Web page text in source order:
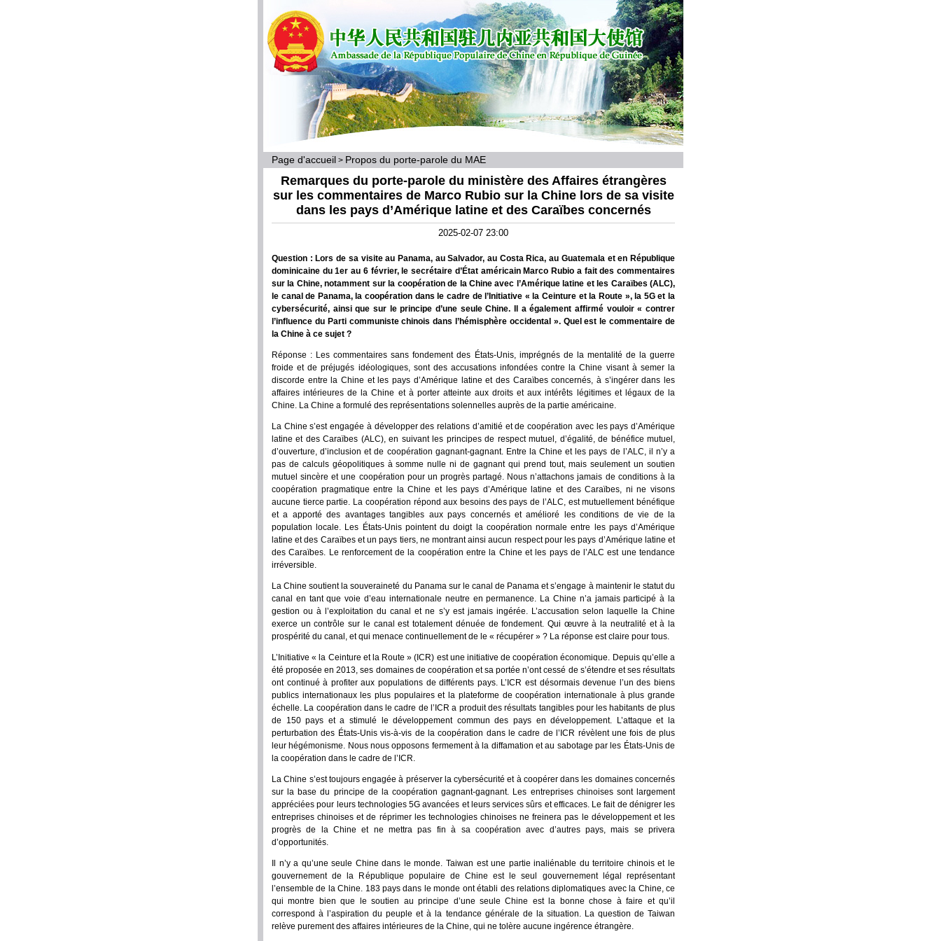
Page d'accueil > Propos du porte-parole du MAE
Remarques du porte-parole du ministère des Affaires étrangères
sur les commentaires de Marco Rubio sur la Chine lors de sa visite
dans les pays d’Amérique latine et des Caraïbes concernés
2025-02-07 23:00
Question : Lors de sa visite au Panama, au Salvador, au Costa Rica, au Guatemala et en République
dominicaine du 1er au 6 février, le secrétaire d’État américain Marco Rubio a fait des commentaires
sur la Chine, notamment sur la coopération de la Chine avec l’Amérique latine et les Caraïbes (ALC),
le canal de Panama, la coopération dans le cadre de l’Initiative « la Ceinture et la Route », la 5G et la
cybersécurité, ainsi que sur le principe d’une seule Chine. Il a également affirmé vouloir « contrer
l’influence du Parti communiste chinois dans l’hémisphère occidental ». Quel est le commentaire de
la Chine à ce sujet ?
Réponse : Les commentaires sans fondement des États-Unis, imprégnés de la mentalité de la guerre
froide et de préjugés idéologiques, sont des accusations infondées contre la Chine visant à semer la
discorde entre la Chine et les pays d’Amérique latine et des Caraïbes concernés, à s’ingérer dans les
affaires intérieures de la Chine et à porter atteinte aux droits et aux intérêts légitimes et légaux de la
Chine. La Chine a formulé des représentations solennelles auprès de la partie américaine.
La Chine s’est engagée à développer des relations d’amitié et de coopération avec les pays d’Amérique
latine et des Caraïbes (ALC), en suivant les principes de respect mutuel, d’égalité, de bénéfice mutuel,
d’ouverture, d’inclusion et de coopération gagnant-gagnant. Entre la Chine et les pays de l’ALC, il n’y a
pas de calculs géopolitiques à somme nulle ni de gagnant qui prend tout, mais seulement un soutien
mutuel sincère et une coopération pour un progrès partagé. Nous n’attachons jamais de conditions à la
coopération pragmatique entre la Chine et les pays d’Amérique latine et des Caraïbes, ni ne visons
aucune tierce partie. La coopération répond aux besoins des pays de l’ALC, est mutuellement bénéfique
et a apporté des avantages tangibles aux pays concernés et amélioré les conditions de vie de la
population locale. Les États-Unis pointent du doigt la coopération normale entre les pays d’Amérique
latine et des Caraïbes et un pays tiers, ne montrant ainsi aucun respect pour les pays d’Amérique latine et
des Caraïbes. Le renforcement de la coopération entre la Chine et les pays de l’ALC est une tendance
irréversible.
La Chine soutient la souveraineté du Panama sur le canal de Panama et s’engage à maintenir le statut du
canal en tant que voie d’eau internationale neutre en permanence. La Chine n’a jamais participé à la
gestion ou à l’exploitation du canal et ne s’y est jamais ingérée. L’accusation selon laquelle la Chine
exerce un contrôle sur le canal est totalement dénuée de fondement. Qui œuvre à la neutralité et à la
prospérité du canal, et qui menace continuellement de le « récupérer » ? La réponse est claire pour tous.
L’Initiative « la Ceinture et la Route » (ICR) est une initiative de coopération économique. Depuis qu’elle a
été proposée en 2013, ses domaines de coopération et sa portée n’ont cessé de s’étendre et ses résultats
ont continué à profiter aux populations de différents pays. L’ICR est désormais devenue l’un des biens
publics internationaux les plus populaires et la plateforme de coopération internationale à plus grande
échelle. La coopération dans le cadre de l’ICR a produit des résultats tangibles pour les habitants de plus
de 150 pays et a stimulé le développement commun des pays en développement. L’attaque et la
perturbation des États-Unis vis-à-vis de la coopération dans le cadre de l’ICR révèlent une fois de plus
leur hégémonisme. Nous nous opposons fermement à la diffamation et au sabotage par les États-Unis de
la coopération dans le cadre de l’ICR.
La Chine s’est toujours engagée à préserver la cybersécurité et à coopérer dans les domaines concernés
sur la base du principe de la coopération gagnant-gagnant. Les entreprises chinoises sont largement
appréciées pour leurs technologies 5G avancées et leurs services sûrs et efficaces. Le fait de dénigrer les
entreprises chinoises et de réprimer les technologies chinoises ne freinera pas le développement et les
progrès de la Chine et ne mettra pas fin à sa coopération avec d’autres pays, mais se privera
d’opportunités.
Il n’y a qu’une seule Chine dans le monde. Taiwan est une partie inaliénable du territoire chinois et le
gouvernement de la République populaire de Chine est le seul gouvernement légal représentant
l’ensemble de la Chine. 183 pays dans le monde ont établi des relations diplomatiques avec la Chine, ce
qui montre bien que le soutien au principe d’une seule Chine est la bonne chose à faire et qu’il
correspond à l’aspiration du peuple et à la tendance générale de la situation. La question de Taiwan
relève purement des affaires intérieures de la Chine, qui ne tolère aucune ingérence étrangère.